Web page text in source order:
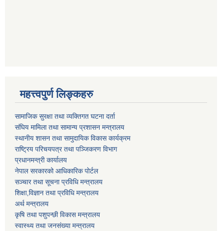
महत्त्वपुर्ण लिङ्कहरु
सामाजिक सुरक्षा तथा व्यक्तिगत घटना दर्ता
संघिय मामिला तथा सामान्य प्रशासन मन्त्रालय
स्थानीय शासन तथा सामुदायिक विकास कार्यक्रम
राष्ट्रिय परिचयपत्र तथा पञ्जिकरण विभाग
प्रधानमन्त्री कार्यालय
नेपाल सरकारको आधिकारिक पोर्टल
सञ्‍चार तथा सूचना प्रविधि मन्त्रालय
शिक्षा,विज्ञान तथा प्रविधि मन्त्रालय
अर्थ मन्त्रालय
कृषि तथा पशुपन्छी विकास मन्त्रालय
स्वास्थ्य तथा जनसंख्या मन्त्रालय